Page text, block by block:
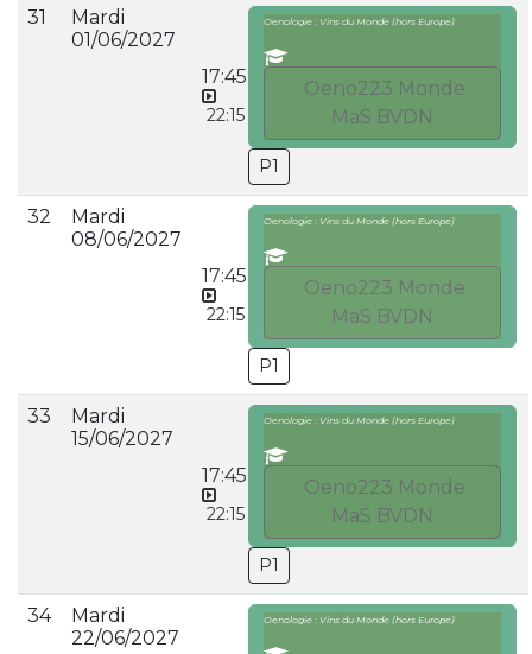
31
Mardi
01/06/2027
17:45
22:15
Oenologie : Vins du Monde (hors Europe)
Oeno223 Monde
MaS BVDN
P1
32
Mardi
08/06/2027
17:45
22:15
Oenologie : Vins du Monde (hors Europe)
Oeno223 Monde
MaS BVDN
P1
33
Mardi
15/06/2027
17:45
22:15
Oenologie : Vins du Monde (hors Europe)
Oeno223 Monde
MaS BVDN
P1
34
Mardi
22/06/2027
Oenologie : Vins du Monde (hors Europe)